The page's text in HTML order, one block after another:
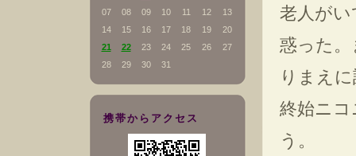
07
08 09 10 11 12
13
14
15 16 17 18 19
20
21
22 23 24 25 26
27
28
29 30 31
携帯からアクセス
老人が
惑った
りまえ
終始ニ
う。